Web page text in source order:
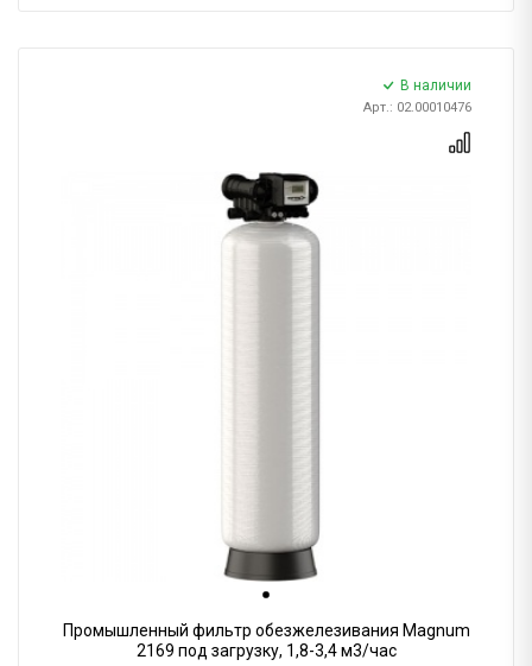
В наличии
Арт.: 02.00010476
Промышленный фильтр обезжелезивания Magnum
2169 под загрузку, 1,8-3,4 м3/час